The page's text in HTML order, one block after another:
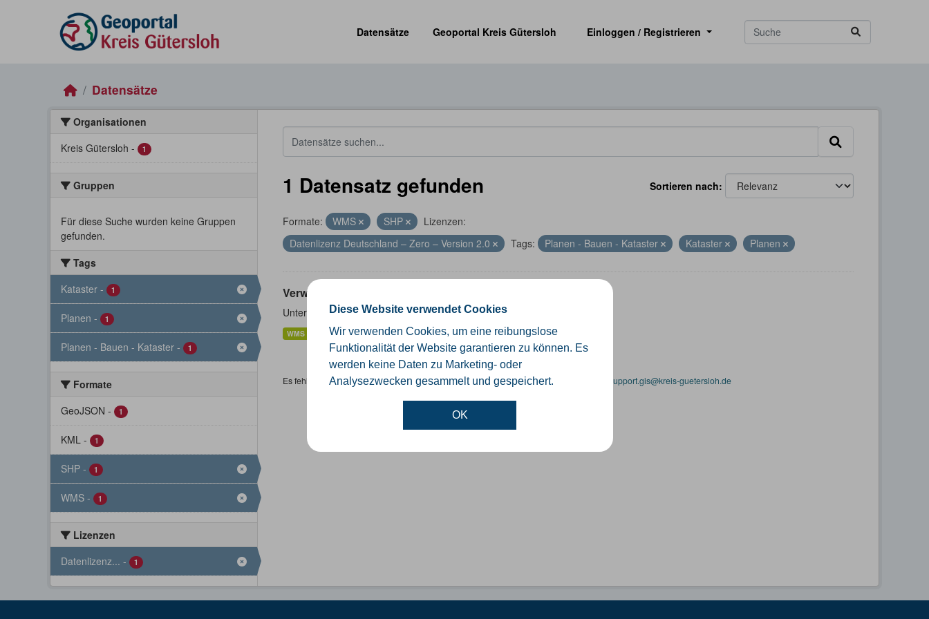
Diese Website verwendet Cookies
Wir verwenden Cookies, um eine reibungslose
Funktionalität der Website garantieren zu können. Es
werden keine Daten zu Marketing- oder
Analysezwecken gesammelt und gespeichert.
OK
Datensätze
Geoportal Kreis Gütersloh Einloggen / Registrieren
Datensätze
Organisationen
Kreis Gütersloh - 1
Gruppen
Für diese Suche wurden keine Gruppen
gefunden.
Tags
Kataster - 1
Planen - 1
Planen - Bauen - Kataster - 1
Formate
GeoJSON - 1
KML - 1
SHP - 1
WMS - 1
Lizenzen
Datenlizenz... - 1
Sortieren nach
1 Datensatz gefunden
Formate: WMS SHP
Lizenzen:
Datenlizenz Deutschland – Zero – Version 2.0
Tags: Planen - Bauen - Kataster Kataster Planen
Verwaltungsgrenzen
Unterschiedliche Ebenen der Verwaltungsgrenzen im Kreis Gütersloh
WMS SHP GeoJSON KML
Es fehlen spezifische Datensätze? Wenden Sie sich bitte an einen Administrator unter: support.gis@kreis-guetersloh.de